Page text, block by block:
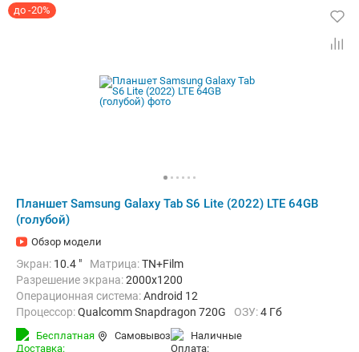
до -20%
Планшет Samsung Galaxy Tab S6 Lite (2022) LTE 64GB
(голубой)
Обзор модели
Экран: 10.4 " Матрица:TN+Film
Разрешение экрана:2000x1200
Операционная система:Android 12
Процессор:Qualcomm Snapdragon 720G ОЗУ:4 Гб
Встроенная память:
Тыловая камера:
Беспроводная связь:
4G (LTE), Bluetooth, Wi-Fi
Бесплатная Самовывоз наличные